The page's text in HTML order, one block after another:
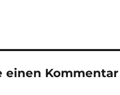
einen Kommentar